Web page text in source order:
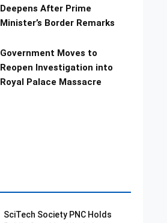
Deepens After Prime
Minister’s Border Remarks
Government Moves to
Reopen Investigation into
Royal Palace Massacre
SciTech Society PNC Holds